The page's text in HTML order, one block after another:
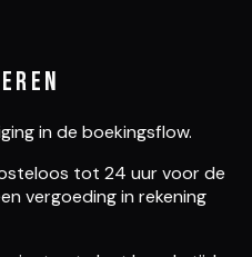
in de boekingsflow.
tot 24 uur voor de
vergoeding in rekening